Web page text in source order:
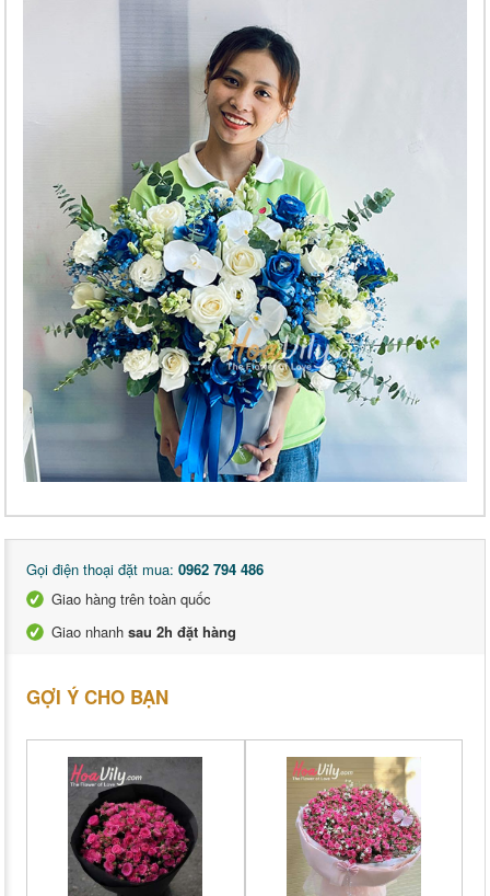
Gọi điện thoại đặt mua: 0962 794 486
Giao hàng trên toàn quốc
Giao nhanh sau 2h đặt hàng
GỢI Ý CHO BẠN